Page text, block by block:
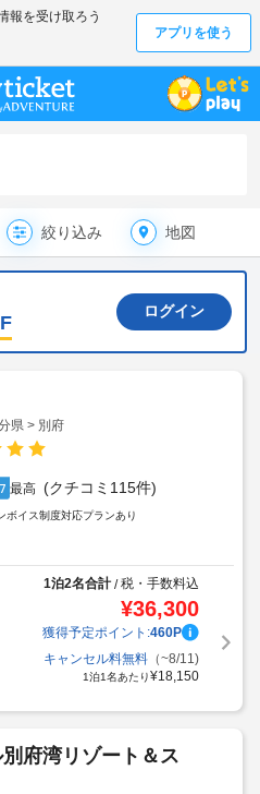
絞り込み 地図
ログイン
県 > 別府
最高 (クチコミ115件)
ボイス制度対応プランあり
1泊2名合計/税・手数料込
¥36,300
獲得予定ポイント:460P
キャンセル料無料（~8/11)
1泊1名あたり¥18,150
府湾リゾート＆ス